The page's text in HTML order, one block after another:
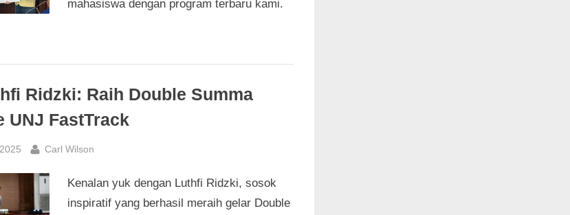
mahasiswa dengan program terbaru kami.
Ridzki: Raih Double Summa
UNJ FastTrack
By
Carl Wilson
Kenalan yuk dengan Luthfi Ridzki, sosok
inspiratif yang berhasil meraih gelar Double